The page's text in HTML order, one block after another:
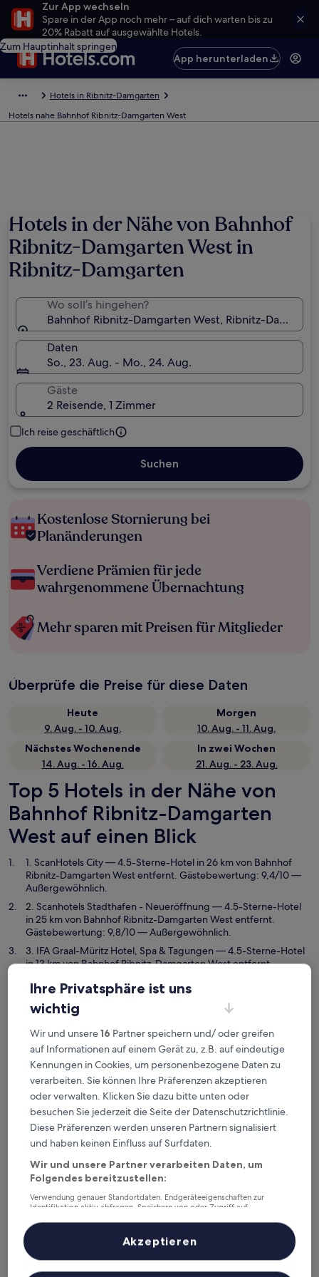
Zur App wechseln
Spare in der App noch mehr – auf dich warten bis zu
20% Rabatt auf ausgewählte Hotels.
Zum Hauptinhalt springen
App herunterladen
Hotels in Ribnitz-Damgarten
Hotels nahe Bahnhof Ribnitz-Damgarten West
Hotels in der Nähe von Bahnhof
Ribnitz-Damgarten West in
Ribnitz-Damgarten
Wo soll’s hingehen?
Bahnhof Ribnitz-Damgarten West, Ribnitz-
Daten
So., 23. Aug. - Mo., 24. Aug.
Gäste
2 Reisende, 1 Zimmer
Ich reise geschäftlich
Suchen
Kostenlose Stornierung bei
Planänderungen
Verdiene Prämien für jede
wahrgenommene Übernachtung
Mehr sparen mit Preisen für Mitglieder
Überprüfe die Preise für diese Daten
Heute
9. Aug. - 10. Aug.
Morgen
10. Aug. - 11. Aug.
Nächstes Wochenende
14. Aug. - 16. Aug.
In zwei Wochen
21. Aug. - 23. Aug.
Top 5 Hotels in der Nähe von
Bahnhof Ribnitz-Damgarten
West auf einen Blick
1. ScanHotels City— 4.5-Sterne-Hotel in 26 km von Bahnhof
Ribnitz-Damgarten West entfernt. Gästebewertung: 9,4/10 —
Außergewöhnlich.
2. Scanhotels Stadthafen - Neueröffnung — 4.5-Sterne-Hotel
in 25 km von Bahnhof Ribnitz-Damgarten West entfernt.
Gästebewertung: 9,8/10 — Außergewöhnlich.
3. IFA Graal-Müritz Hotel, Spa & Tagungen— 4.5-Sterne-Hotel
in 13 km von Bahnhof Ribnitz-Damgarten West entfernt.
4. Prize by Radisson, Rostock City— 3-Sterne-Hotel in 26,4 km
von Bahnhof Ribnitz-Damgarten West entfernt.
Gästebewertung: 8,2/10 — Sehr gut.
5. Ferienwohnungen Dünenmeer— 5-Sterne-Hotel in 9,4 km
von Bahnhof Ribnitz-Damgarten West entfernt.
Gästebewertung: 8,4/10 — Sehr gut.
Empfohlene Unterkünfte
Preis (aufsteigend)
Deine Ausgangsbasis nahe
Bahnhof Ribnitz-Damgarten
West
ScanHotels City
Ihre Privatsphäre ist uns
wichtig
Wir und unsere16 Partner speichern und/ oder greifen
auf Informationen auf einem Gerät zu, z.B. auf eindeutige
Kennungen in Cookies, um personenbezogene Daten zu
verarbeiten. Sie können Ihre Präferenzen akzeptieren
oder verwalten. Klicken Sie dazu bitte unten oder
besuchen Sie jederzeit die Seite der Datenschutzrichtlinie.
Diese Präferenzen werden unseren Partnern signalisiert
und haben keinen Einfluss auf Surfdaten.
Wir und unsere Partner verarbeiten Daten, um
Folgendes bereitzustellen:
Verwendung genauer Standortdaten. Endgeräteeigenschaften zur
Identifikation aktiv abfragen. Speichern von oder Zugriff auf
Inhalte, Messung von Werbeleistung und der Performance von Inhalten,
Zielgruppenforschung sowie Entwicklung und Verbesserung von
Liste der Partner (Lieferanten)
Akzeptieren